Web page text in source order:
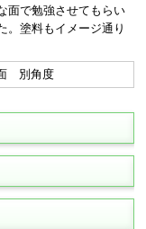
面で勉強させてもらい
。塗料もイメージ通り